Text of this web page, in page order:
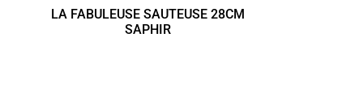
LA FABULEUSE SAUTEUSE 28CM
SAPHIR